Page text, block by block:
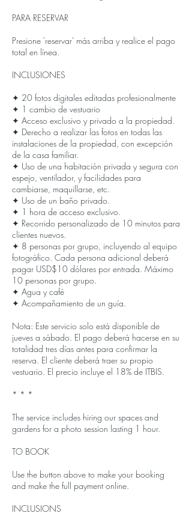
PARA RESERVAR
Presione 'reservar' más arriba y realice el pago
total en línea.
INCLUSIONES
✦ 20 fotos digitales editadas profesionalmente
✦ 1 cambio de vestuario
✦ Acceso exclusivo y privado a la propiedad.
✦ Derecho a realizar las fotos en todas las
instalaciones de la propiedad, con excepción
de la casa familiar.
✦ Uso de una habitación privada y segura con
espejo, ventilador, y facilidades para
cambiarse, maquillarse, etc.
✦ Uso de un baño privado.
✦ 1 hora de acceso exclusivo.
✦ Recorrido personalizado de 10 minutos para
clientes nuevos.
✦ 8 personas por grupo, incluyendo al equipo
fotográfico. Cada persona adicional deberá
pagar USD$10 dólares por entrada. Máximo
10 personas por grupo.
✦ Agua y café
✦ Acompañamiento de un guía.
Nota: Este servicio solo está disponible de
jueves a sábado. El pago deberá hacerse en su
totalidad tres días antes para confirmar la
reserva. El cliente deberá traer su propio
vestuario. El precio incluye el 18% de ITBIS.
* * *
The service includes hiring our spaces and
gardens for a photo session lasting 1 hour.
TO BOOK
Use the button above to make your booking
and make the full payment online.
INCLUSIONS